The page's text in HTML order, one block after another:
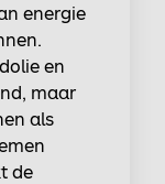
energie
en
maar
als
de